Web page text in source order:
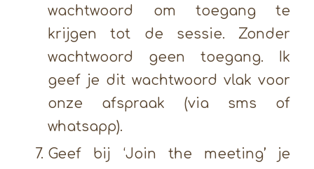
wachtwoord om toegang te
krijgen tot de sessie. Zonder
wachtwoord geen toegang. Ik
geef je dit wachtwoord vlak voor
onze afspraak (via sms of
whatsapp).
Geef bij ‘Join the meeting’ je